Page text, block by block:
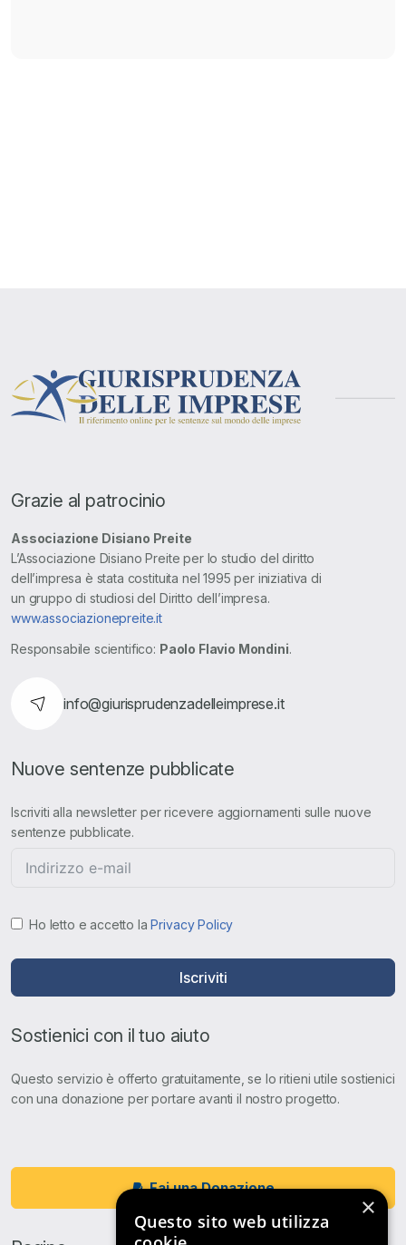
Grazie al patrocinio
Associazione Disiano Preite
L’Associazione Disiano Preite per lo studio del diritto
dell’impresa è stata costituita nel 1995 per iniziativa di
un gruppo di studiosi del Diritto dell’impresa.
www.associazionepreite.it
Responsabile scientifico: Paolo Flavio Mondini.
info@giurisprudenzadelleimprese.it
Nuove sentenze pubblicate
Iscriviti alla newsletter per ricevere aggiornamenti sulle nuove
sentenze pubblicate.
Ho letto e accetto laPrivacy Policy
Iscriviti
Sostienici con il tuo aiuto
Questo servizio è offerto gratuitamente, se lo ritieni utile sostienici
con una donazione per portare avanti il nostro progetto.
Fai una Donazione
×
Questo sito web utilizza